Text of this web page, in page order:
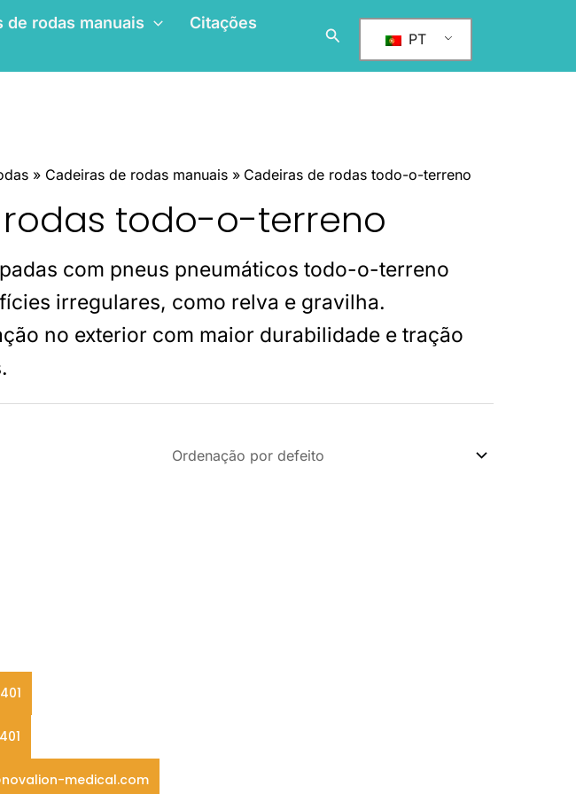
de rodas manuais
Citações
搜
PT
Cadeiras de rodas manuais Cadeiras de rodas todo-o-terreno
todo-o-terreno
com pneus pneumáticos todo-o-terreno
irregulares, como relva e gravilha.
no exterior com maior durabilidade e tração
medical.com